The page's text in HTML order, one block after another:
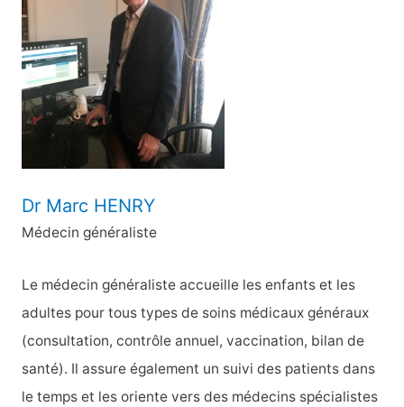
c
h
e
r
Dr Marc HENRY
Médecin généraliste
Le médecin généraliste accueille les enfants et les
adultes pour tous types de soins médicaux généraux
(consultation, contrôle annuel, vaccination, bilan de
santé). Il assure également un suivi des patients dans
le temps et les oriente vers des médecins spécialistes